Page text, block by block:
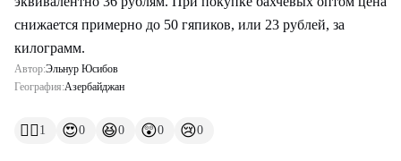
снижается примерно до 50 гяпиков, или 23 рублей, за
килограмм.
Автор:Эльнур Юсибов
География:Азербайджан
👍🏻 1 😍0 😆0 😲0 😢0